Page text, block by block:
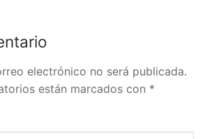
electrónico no será publicada.
están marcados con *